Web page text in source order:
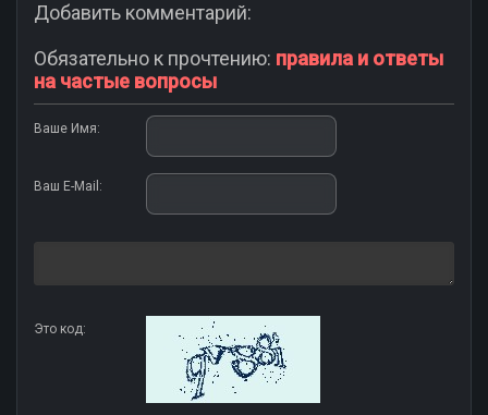
Добавить комментарий:
Обязательно к прочтению: правила и ответы
на частые вопросы
Ваше Имя:
Ваш E-Mail:
Это код: